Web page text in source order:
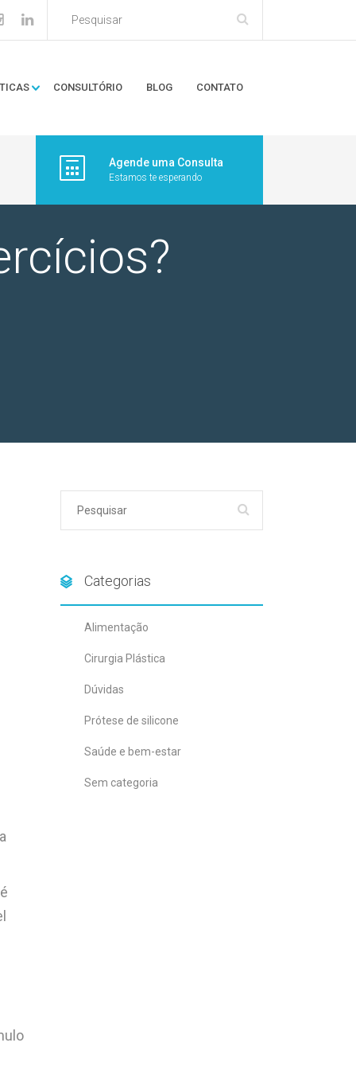
CONSULTÓRIO BLOG CONTATO
Agende uma Consulta
Estamos te esperando
Categorias
Alimentação
Cirurgia Plástica
Dúvidas
Prótese de silicone
Saúde e bem-estar
Sem categoria